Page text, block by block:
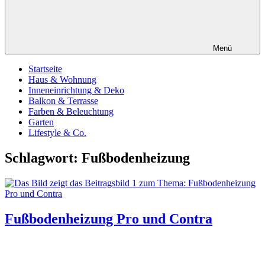
Menü
Startseite
Haus & Wohnung
Inneneinrichtung & Deko
Balkon & Terrasse
Farben & Beleuchtung
Garten
Lifestyle & Co.
Schlagwort: Fußbodenheizung
Fußbodenheizung Pro und Contra